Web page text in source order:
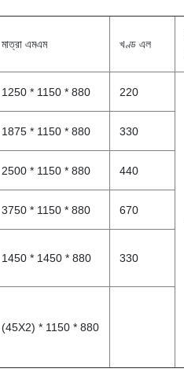
মাত্রা এমএম খণ্ড এল
1250 * 1150 * 880 220
1875 * 1150 * 880 330
2500 * 1150 * 880 440
3750 * 1150 * 880 670
1450 * 1450 * 880 330
(45X2) * 1150 * 880